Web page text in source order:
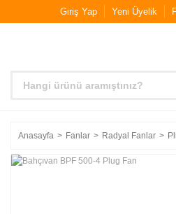
Giriş Yap Yeni Üyelik
Anasayfa Fanlar Radyal Fanlar